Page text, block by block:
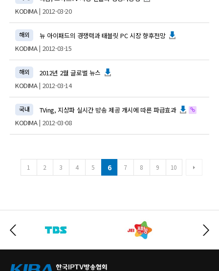
KODIMA| 2012-03-20
해외
뉴 아이패드의 경쟁력과 태블릿 PC 시장 향후전망
KODIMA| 2012-03-15
해외
2012년 2월 글로벌 뉴스
KODIMA| 2012-03-14
국내
TVing, 지상파 실시간 방송 제공 개시에 따른 파급효과
KODIMA| 2012-03-08
1 2 3 4 5 6 7 8 9 10